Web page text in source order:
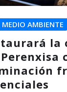
MEDIO AMBIENTE
la